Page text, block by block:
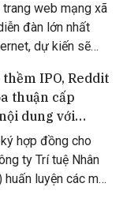
trang web mạng xã
đàn lớn nhất
dự kiến ​​sẽ
ra công chúng
IPO, Reddit
thuận cấp
dung với
AI
hợp đồng cho
ty Trí tuệ Nhân
huấn luyện các mô